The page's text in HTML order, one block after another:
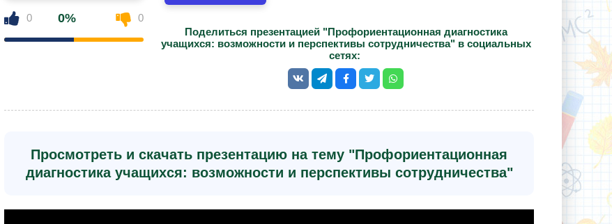
0 0% 0
Поделиться презентацией "Профориентационная диагностика
учащихся: возможности и перспективы сотрудничества" в социальных
сетях:
Просмотреть и скачать презентацию на тему "Профориентационная
диагностика учащихся: возможности и перспективы сотрудничества"